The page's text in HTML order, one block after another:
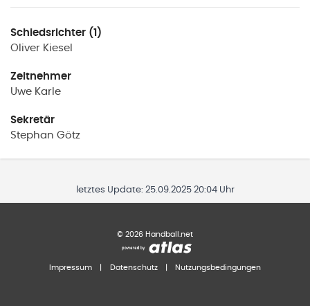
Schiedsrichter (1)
Oliver Kiesel
Zeitnehmer
Uwe Karle
Sekretär
Stephan Götz
letztes Update: 25.09.2025 20:04 Uhr
© 2026 Handball.net
Impressum Datenschutz Nutzungsbedingungen